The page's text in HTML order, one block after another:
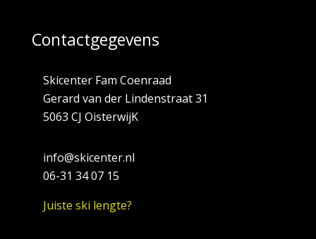
Contactgegevens
Skicenter Fam Coenraad
Gerard van der Lindenstraat 31
5063 CJ OisterwijK
info@skicenter.nl
06-31 34 07 15
Juiste ski lengte?